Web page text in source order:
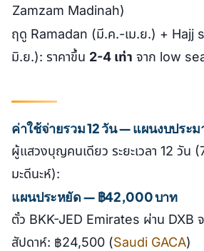
Zamzam Madinah)
ฤดู Ramadan (มี.ค.-เม.ย.) + Hajj
มิ.ย.): ราคาขึ้น 2-4 เท่า จาก low
ค่าใช้จ่ายรวม 12 วัน — แผนงบประ
ผู้แสวงบุญคนเดียว ระยะเวลา 12 วัน
มะดีนะห์):
แผนประหยัด — ฿42,000 บาท
ตั๋ว BKK-JED Emirates ผ่าน DXB
สัปดาห์: ฿24,500 (Saudi GACA)